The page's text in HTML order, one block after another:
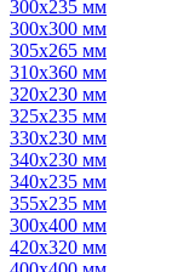
300х235 мм
300х300 мм
305х265 мм
310х360 мм
320х230 мм
325х235 мм
330х230 мм
340х230 мм
340х235 мм
355х235 мм
300х400 мм
420х320 мм